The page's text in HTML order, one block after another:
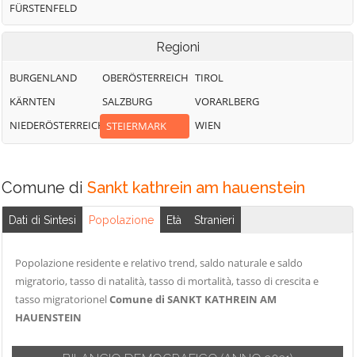
FÜRSTENFELD
Regioni
BURGENLAND
KÄRNTEN
NIEDERÖSTERREICH
OBERÖSTERREICH
SALZBURG
STEIERMARK
TIROL
VORARLBERG
WIEN
Comune di Sankt kathrein am hauenstein
Dati di Sintesi Popolazione Età Stranieri
Popolazione residente e relativo trend, saldo naturale e saldo
migratorio, tasso di natalità, tasso di mortalità, tasso di crescita e
tasso migratorionelComune di SANKT KATHREIN AM
HAUENSTEIN